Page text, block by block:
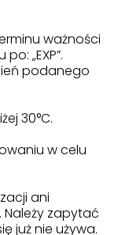
ważności
„EXP”.
podanego
30°C.
w celu
ani
zapytać
już nie używa.